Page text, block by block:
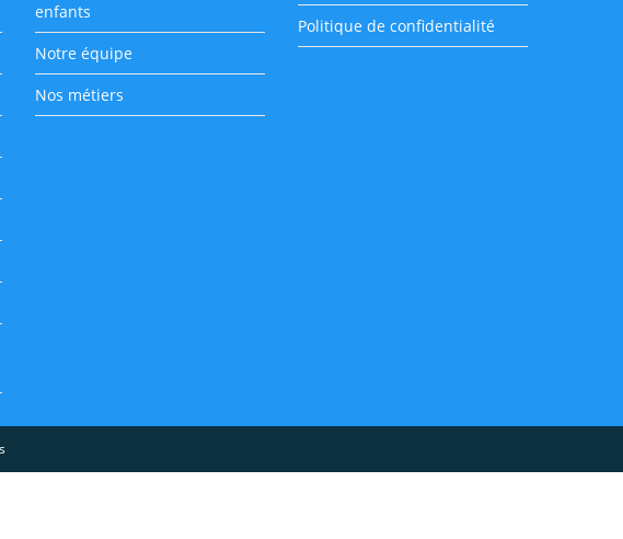
enfants
Notre équipe
Nos métiers
Politique de confidentialité